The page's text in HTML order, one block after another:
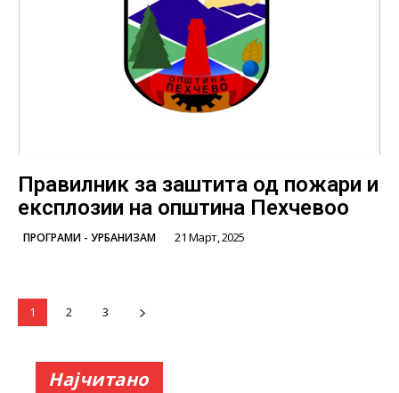
Правилник за заштита од пожари и
експлозии на општина Пехчевоo
ПРОГРАМИ - УРБАНИЗАМ 21 Март, 2025
1 2 3
Најчитано